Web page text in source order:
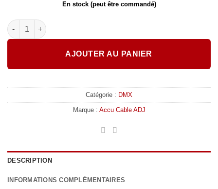
En stock (peut être commandé)
quantité de ADJ Câble DMX 5 broches IP65 3M STR
AJOUTER AU PANIER
Catégorie : DMX
Marque : Accu Cable ADJ
DESCRIPTION
INFORMATIONS COMPLÉMENTAIRES